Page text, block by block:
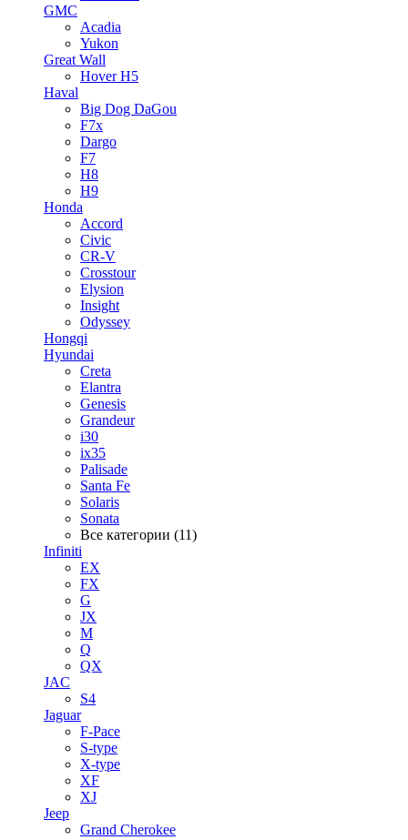
GMC
Acadia
Yukon
Great Wall
Hover H5
Haval
Big Dog DaGou
F7x
Dargo
F7
H8
H9
Honda
Accord
Civic
CR-V
Crosstour
Elysion
Insight
Odyssey
Hongqi
Hyundai
Creta
Elantra
Genesis
Grandeur
i30
ix35
Palisade
Santa Fe
Solaris
Sonata
Все категории (11)
Infiniti
EX
FX
G
JX
M
Q
QX
JAC
S4
Jaguar
F-Pace
S-type
X-type
XF
XJ
Jeep
Grand Cherokee